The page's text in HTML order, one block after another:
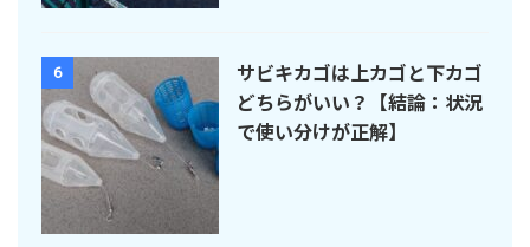
6
サビキカゴは上カゴと下カゴ
どちらがいい？【結論：状況
で使い分けが正解】